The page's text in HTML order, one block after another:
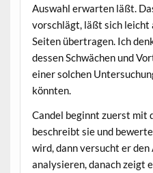
Auswahl erwarten läßt.
vorschlägt, läßt sich leicht
Seiten übertragen. Ich
dessen Schwächen und
einer solchen
könnten.
Candel beginnt zuerst mit
beschreibt sie und
wird, dann versucht er
analysieren, danach zeigt